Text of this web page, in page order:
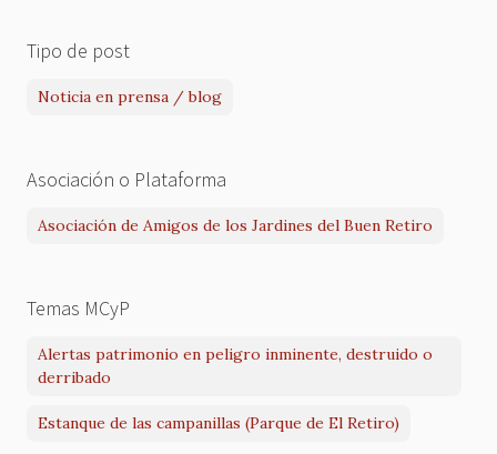
Tipo de post
Noticia en prensa / blog
Asociación o Plataforma
Asociación de Amigos de los Jardines del Buen Retiro
Temas MCyP
Alertas patrimonio en peligro inminente, destruido o
derribado
Estanque de las campanillas (Parque de El Retiro)